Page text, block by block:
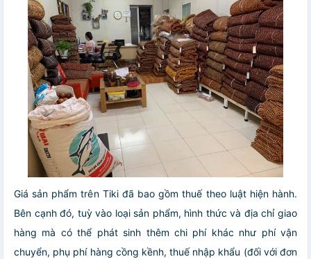
Giá sản phẩm trên Tiki đã bao gồm thuế theo luật hiện hành.
Bên cạnh đó, tuỳ vào loại sản phẩm, hình thức và địa chỉ giao
hàng mà có thể phát sinh thêm chi phí khác như phí vận
chuyển, phụ phí hàng cồng kềnh, thuế nhập khẩu (đối với đơn